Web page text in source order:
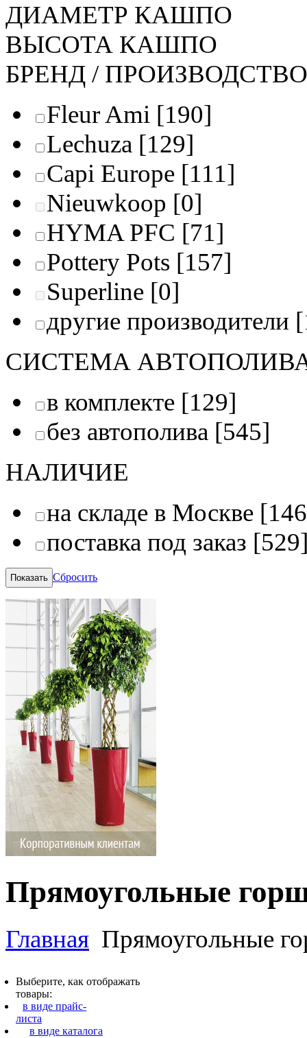
ДИАМЕТР КАШПО
ВЫСОТА КАШПО
БРЕНД / ПРОИЗВОДСТВО
Fleur Ami [190]
Lechuza [129]
Capi Europe [111]
Nieuwkoop [0]
HYMA PFC [71]
Pottery Pots [157]
Superline [0]
другие производители
СИСТЕМА
в комплекте [129]
без автополива [545]
НАЛИЧИЕ
на складе в Москве
поставка под заказ
Сбросить
Прямоугольные
Главная Прямоугольные
Выберите, как отображать
товары:
в виде прайс-
листа
в виде каталога